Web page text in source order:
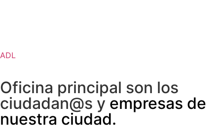
ADL
Oficina principal son los
ciudadan@s y empresas de
nuestra ciudad.